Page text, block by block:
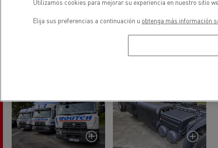
nuestro propio mantenimiento en nuestro propio
taller para ser totalmente independientes.
Utilizamos cookies para mejorar su experiencia en nuestro sitio
Elija sus preferencias a continuación u obtenga más información